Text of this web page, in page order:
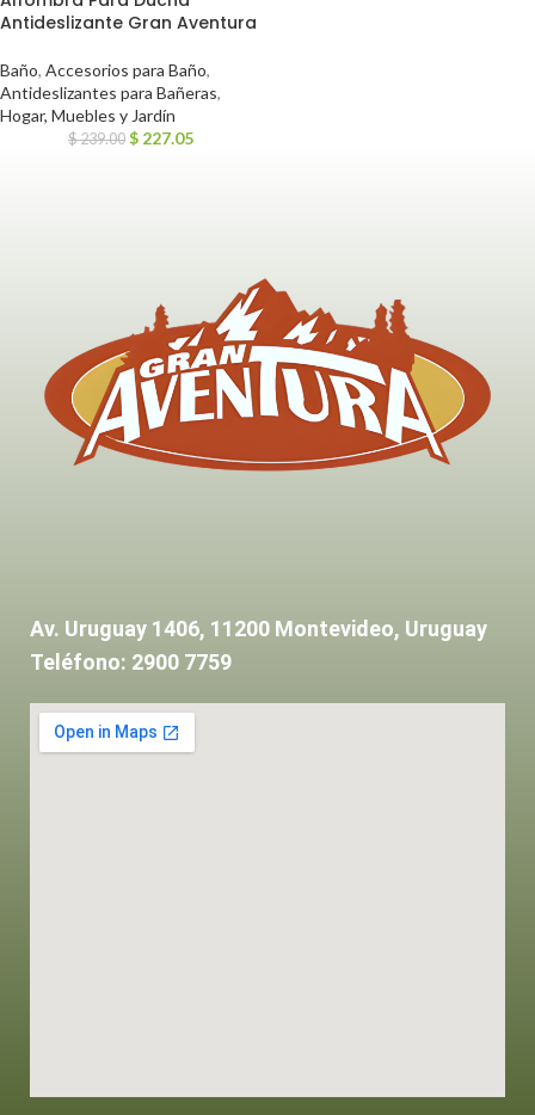
Antideslizante Gran Aventura
Baño, Accesorios para Baño,
Antideslizantes para Bañeras,
Hogar, Muebles y Jardín
$239.00 $ 227.05
Av. Uruguay 1406, 11200 Montevideo, Uruguay
Teléfono: 2900 7759